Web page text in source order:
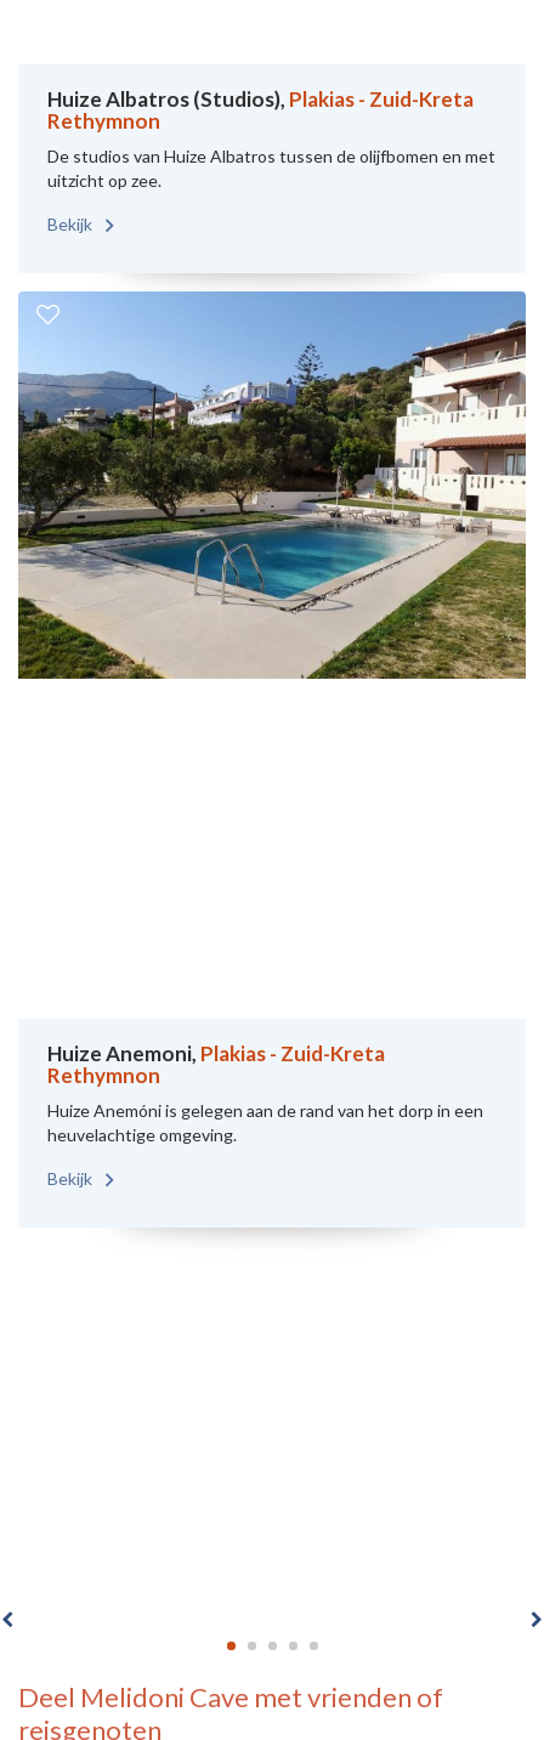
Huize Albatros (Studios), Plakias - Zuid-Kreta
Rethymnon
De studios van Huize Albatros tussen de olijfbomen en met
uitzicht op zee.
Bekijk
Huize Anemoni, Plakias - Zuid-Kreta
Rethymnon
Huize Anemóni is gelegen aan de rand van het dorp in een
heuvelachtige omgeving.
Bekijk
Deel Melidoni Cave met vrienden of
reisgenoten